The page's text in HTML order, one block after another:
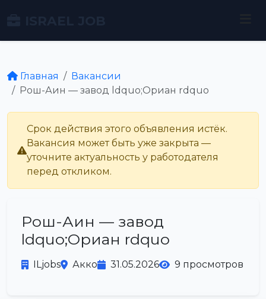
Главная
Вакансии
Рош-Аин — завод ldquo;Ориан rdquo
Срок действия этого объявления истёк.
Вакансия может быть уже закрыта —
уточните актуальность у работодателя
перед откликом.
Рош-Аин — завод
ldquo;Ориан rdquo
ILjobs Акко 31.05.2026 9 просмотров